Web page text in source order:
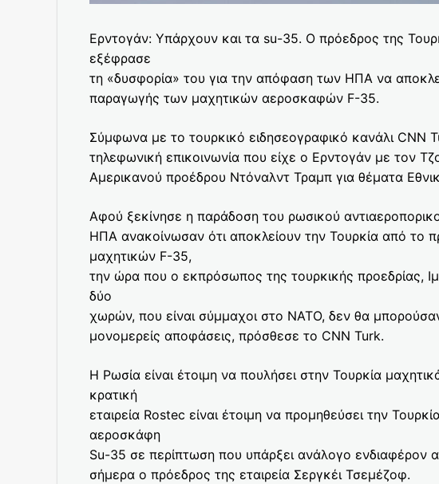
Ερντογάν: Υπάρχουν και τα su-35. Ο πρόεδρος της
εξέφρασε
τη «δυσφορία» του για την απόφαση των ΗΠΑ να
παραγωγής των μαχητικών αεροσκαφών F-35.
Σύμφωνα με το τουρκικό ειδησεογραφικό κανάλι CNN
τηλεφωνική επικοινωνία που είχε ο Ερντογάν με τον
Αμερικανού προέδρου Ντόναλντ Τραμπ για θέματα
Αφού ξεκίνησε η παράδοση του ρωσικού
ΗΠΑ ανακοίνωσαν ότι αποκλείουν την Τουρκία από το
μαχητικών F-35,
την ώρα που ο εκπρόσωπος της τουρκικής προεδρίας,
δύο
χωρών, που είναι σύμμαχοι στο ΝΑΤΟ, δεν θα μπορούσαν
μονομερείς αποφάσεις, πρόσθεσε το CNN Turk.
Η Ρωσία είναι έτοιμη να πουλήσει στην Τουρκία
κρατική
εταιρεία Rostec είναι έτοιμη να προμηθεύσει την
αεροσκάφη
Su-35 σε περίπτωση που υπάρξει ανάλογο ενδιαφέρον
σήμερα ο πρόεδρος της εταιρεία Σεργκέι Τσεμέζοφ.